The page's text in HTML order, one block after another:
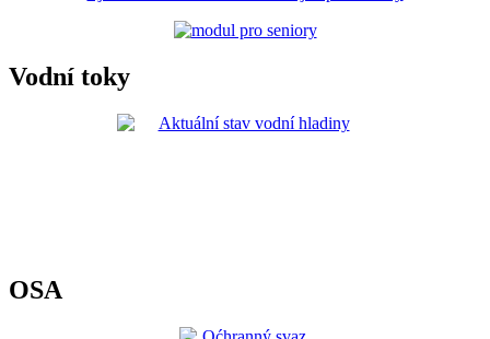
Vodní toky
OSA